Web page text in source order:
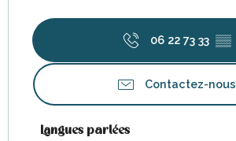
06 22 73 33 ▒▒
Contactez-nous
Langues parlées
Langues parlées